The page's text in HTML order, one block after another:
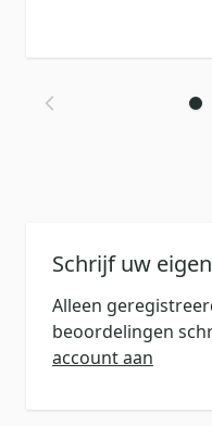
Schrijf uw
Alleen
beoordelingen
account aan